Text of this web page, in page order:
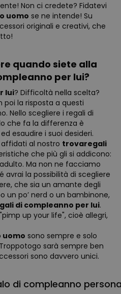
Non ci credete? Fidatevi
uomo se ne intende! Su
originali e creativi, che
quando siete alla
per lui?
lui? Difficoltà nella scelta?
poi la risposta a questi
Nello scegliere i regali di
che fa la differenza è
esaudire i suoi desideri.
affidati al nostro trovaregali
che più gli si addicono:
Ma non ne facciamo
avrai la possibilità di scegliere
che sia un amante degli
un po’ nerd o un bambinone,
di compleanno per lui.
up your life", cioè allegri,
uomo sono sempre e solo
sarà sempre ben
sono davvero unici.
di compleanno